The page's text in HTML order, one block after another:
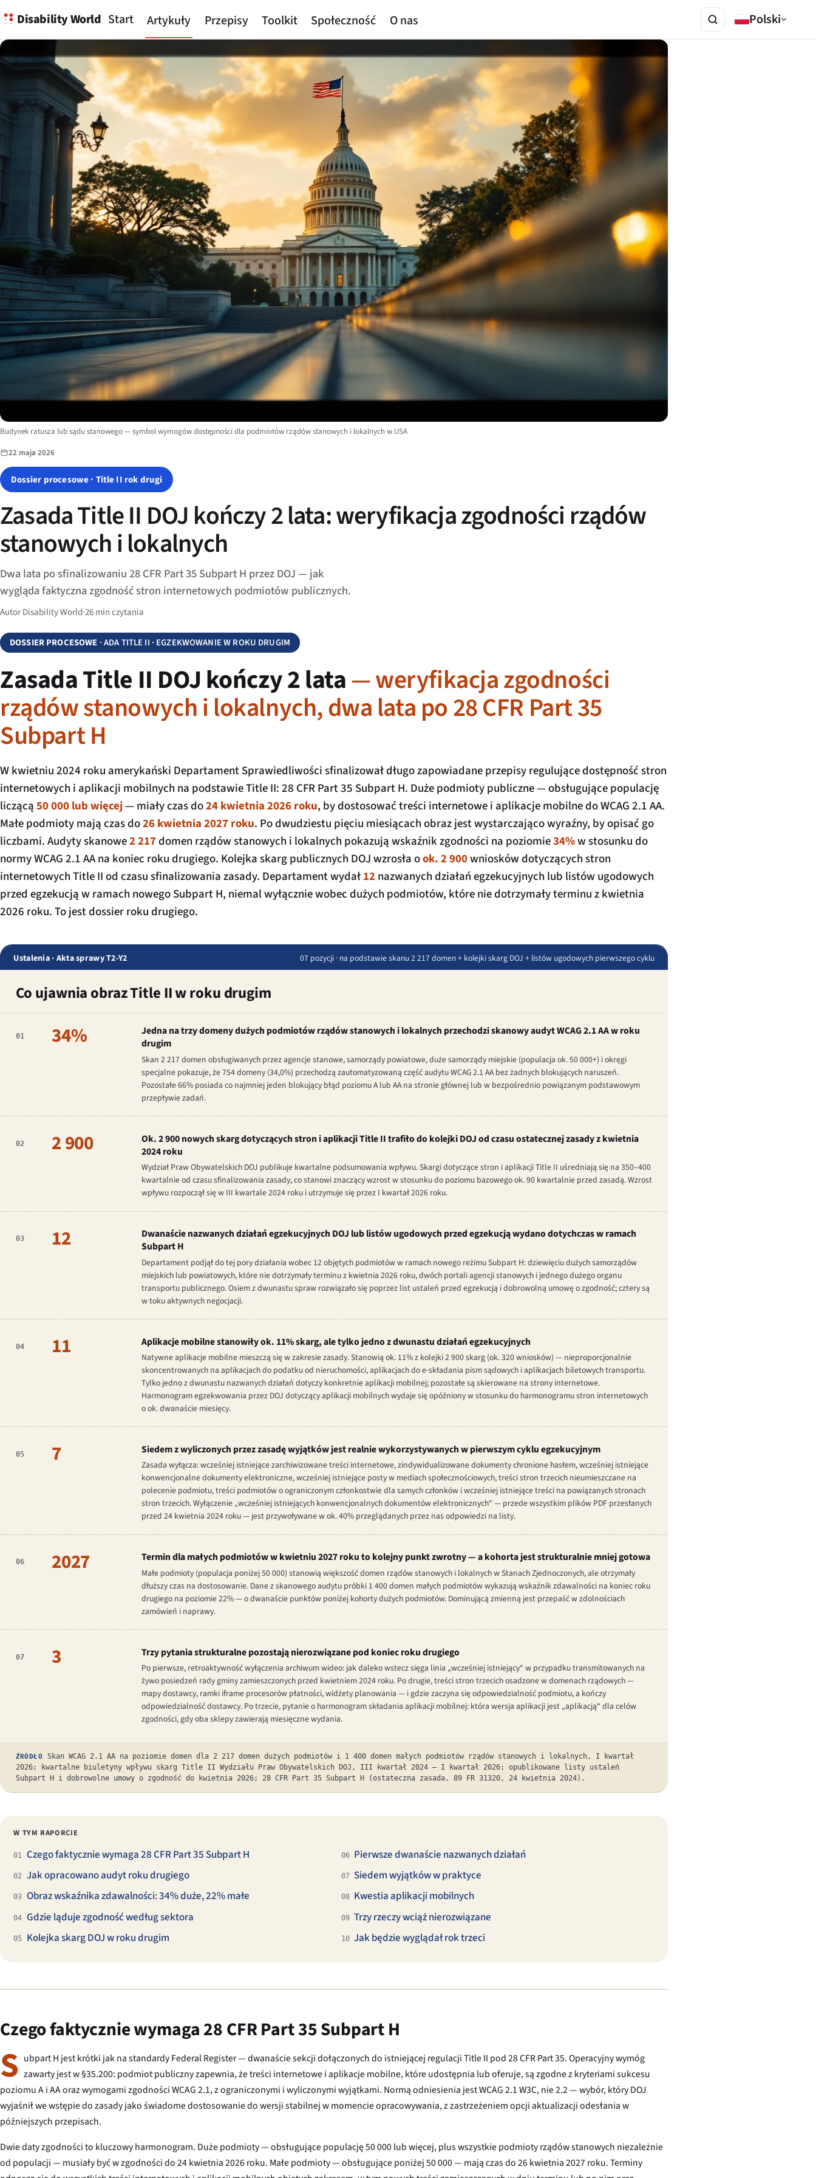
Disability World Start Artykuły Przepisy Toolkit Społeczność O nas Polski
Image description:
Budynek ratusza lub sądu stanowego — symbol wymogów dostępności dla podmiotów rządów stanowych i lokalnych w USA
22 maja 2026
Dossier procesowe · Title II rok drugi
Zasada Title II DOJ kończy 2 lata: weryfikacja zgodności rządów
stanowych i lokalnych
Dwa lata po sfinalizowaniu 28 CFR Part 35 Subpart H przez DOJ — jak
wygląda faktyczna zgodność stron internetowych podmiotów publicznych.
Autor Disability World·26 min czytania
DOSSIER PROCESOWE · ADA TITLE II · EGZEKWOWANIE W ROKU DRUGIM
Zasada Title II DOJ kończy 2 lata— weryfikacja zgodności
rządów stanowych i lokalnych, dwa lata po 28 CFR Part 35
Subpart H
W kwietniu 2024 roku amerykański Departament Sprawiedliwości sfinalizował długo zapowiadane przepisy regulujące dostępność stron
internetowych i aplikacji mobilnych na podstawie Title II: 28 CFR Part 35 Subpart H. Duże podmioty publiczne — obsługujące populację
liczącą50 000 lub więcej— miały czas do24 kwietnia 2026 roku, by dostosować treści internetowe i aplikacje mobilne do WCAG 2.1 AA.
Małe podmioty mają czas do26 kwietnia 2027 roku. Po dwudziestu pięciu miesiącach obraz jest wystarczająco wyraźny, by opisać go
liczbami. Audyty skanowe2 217domen rządów stanowych i lokalnych pokazują wskaźnik zgodności na poziomie34%w stosunku do
normy WCAG 2.1 AA na koniec roku drugiego. Kolejka skarg publicznych DOJ wzrosła ook. 2 900wniosków dotyczących stron
internetowych Title II od czasu sfinalizowania zasady. Departament wydał12nazwanych działań egzekucyjnych lub listów ugodowych
przed egzekucją w ramach nowego Subpart H, niemal wyłącznie wobec dużych podmiotów, które nie dotrzymały terminu z kwietnia
2026 roku. To jest dossier roku drugiego.
Ustalenia · Akta sprawy T2-Y2 07 pozycji · na podstawie skanu 2 217 domen + kolejki skarg DOJ + listów ugodowych pierwszego cyklu
Co ujawnia obraz Title II w roku drugim
01 34%
Jedna na trzy domeny dużych podmiotów rządów stanowych i lokalnych przechodzi skanowy audyt WCAG 2.1 AA w roku
drugim
Skan 2 217 domen obsługiwanych przez agencje stanowe, samorządy powiatowe, duże samorządy miejskie (populacja ok. 50 000+) i okręgi
specjalne pokazuje, że 754 domeny (34,0%) przechodzą zautomatyzowaną część audytu WCAG 2.1 AA bez żadnych blokujących naruszeń.
Pozostałe 66% posiada co najmniej jeden blokujący błąd poziomu A lub AA na stronie głównej lub w bezpośrednio powiązanym podstawowym
przepływie zadań.
02 2 900
Ok. 2 900 nowych skarg dotyczących stron i aplikacji Title II trafiło do kolejki DOJ od czasu ostatecznej zasady z kwietnia
2024 roku
Wydział Praw Obywatelskich DOJ publikuje kwartalne podsumowania wpływu. Skargi dotyczące stron i aplikacji Title II uśredniają się na 350–400
kwartalnie od czasu sfinalizowania zasady, co stanowi znaczący wzrost w stosunku do poziomu bazowego ok. 90 kwartalnie przed zasadą. Wzrost
wpływu rozpoczął się w III kwartale 2024 roku i utrzymuje się przez I kwartał 2026 roku.
03 12
Dwanaście nazwanych działań egzekucyjnych DOJ lub listów ugodowych przed egzekucją wydano dotychczas w ramach
Subpart H
Departament podjął do tej pory działania wobec 12 objętych podmiotów w ramach nowego reżimu Subpart H: dziewięciu dużych samorządów
miejskich lub powiatowych, które nie dotrzymały terminu z kwietnia 2026 roku, dwóch portali agencji stanowych i jednego dużego organu
transportu publicznego. Osiem z dwunastu spraw rozwiązało się poprzez list ustaleń przed egzekucją i dobrowolną umowę o zgodność; cztery są
w toku aktywnych negocjacji.
04 11 Aplikacje mobilne stanowiły ok. 11% skarg, ale tylko jedno z dwunastu działań egzekucyjnych
Natywne aplikacje mobilne mieszczą się w zakresie zasady. Stanowią ok. 11% z kolejki 2 900 skarg (ok. 320 wniosków) — nieproporcjonalnie
skoncentrowanych na aplikacjach do podatku od nieruchomości, aplikacjach do e-składania pism sądowych i aplikacjach biletowych transportu.
Tylko jedno z dwunastu nazwanych działań dotyczy konkretnie aplikacji mobilnej; pozostałe są skierowane na strony internetowe.
Harmonogram egzekwowania przez DOJ dotyczący aplikacji mobilnych wydaje się opóźniony w stosunku do harmonogramu stron internetowych
o ok. dwanaście miesięcy.
05 7 Siedem z wyliczonych przez zasadę wyjątków jest realnie wykorzystywanych w pierwszym cyklu egzekucyjnym
Zasada wyłącza: wcześniej istniejące zarchiwizowane treści internetowe, zindywidualizowane dokumenty chronione hasłem, wcześniej istniejące
konwencjonalne dokumenty elektroniczne, wcześniej istniejące posty w mediach społecznościowych, treści stron trzecich nieumieszczane na
polecenie podmiotu, treści podmiotów o ograniczonym członkostwie dla samych członków i wcześniej istniejące treści na powiązanych stronach
stron trzecich. Wyłączenie „wcześniej istniejących konwencjonalnych dokumentów elektronicznych“ — przede wszystkim plików PDF przesłanych
przed 24 kwietnia 2024 roku — jest przywoływane w ok. 40% przeglądanych przez nas odpowiedzi na listy.
06 2027 Termin dla małych podmiotów w kwietniu 2027 roku to kolejny punkt zwrotny — a kohorta jest strukturalnie mniej gotowa
Małe podmioty (populacja poniżej 50 000) stanowią większość domen rządów stanowych i lokalnych w Stanach Zjednoczonych, ale otrzymały
dłuższy czas na dostosowanie. Dane z skanowego audytu próbki 1 400 domen małych podmiotów wykazują wskaźnik zdawalności na koniec roku
drugiego na poziomie 22% — o dwanaście punktów poniżej kohorty dużych podmiotów. Dominującą zmienną jest przepaść w zdolnościach
zamówień i naprawy.
07 3 Trzy pytania strukturalne pozostają nierozwiązane pod koniec roku drugiego
Po pierwsze, retroaktywność wyłączenia archiwum wideo: jak daleko wstecz sięga linia „wcześniej istniejący“ w przypadku transmitowanych na
żywo posiedzeń rady gminy zamieszczonych przed kwietniem 2024 roku. Po drugie, treści stron trzecich osadzone w domenach rządowych —
mapy dostawcy, ramki iframe procesorów płatności, widżety planowania — i gdzie zaczyna się odpowiedzialność podmiotu, a kończy
odpowiedzialność dostawcy. Po trzecie, pytanie o harmonogram składania aplikacji mobilnej: która wersja aplikacji jest „aplikacją“ dla celów
zgodności, gdy oba sklepy zawierają miesięczne wydania.
ŹRÓDŁO
Skan WCAG 2.1 AA na poziomie domen dla 2 217 domen dużych podmiotów i 1 400 domen małych podmiotów rządów stanowych i lokalnych, I kwartał
2026; kwartalne biuletyny wpływu skarg Title II Wydziału Praw Obywatelskich DOJ, III kwartał 2024 – I kwartał 2026; opublikowane listy ustaleń
Subpart H i dobrowolne umowy o zgodność do kwietnia 2026; 28 CFR Part 35 Subpart H (ostateczna zasada, 89 FR 31320, 24 kwietnia 2024).
W TYM RAPORCIE
01 Czego faktycznie wymaga 28 CFR Part 35 Subpart H
02 Jak opracowano audyt roku drugiego
03 Obraz wskaźnika zdawalności: 34% duże, 22% małe
04 Gdzie ląduje zgodność według sektora
05 Kolejka skarg DOJ w roku drugim
06 Pierwsze dwanaście nazwanych działań
07 Siedem wyjątków w praktyce
08 Kwestia aplikacji mobilnych
09 Trzy rzeczy wciąż nierozwiązane
10 Jak będzie wyglądał rok trzeci
Czego faktycznie wymaga 28 CFR Part 35 Subpart H
S ubpart H jest krótki jak na standardy Federal Register — dwanaście sekcji dołączonych do istniejącej regulacji Title II pod 28 CFR Part 35. Operacyjny wymóg
zawarty jest w §35.200: podmiot publiczny zapewnia, że treści internetowe i aplikacje mobilne, które udostępnia lub oferuje, są zgodne z kryteriami sukcesu
poziomu A i AA oraz wymogami zgodności WCAG 2.1, z ograniczonymi i wyliczonymi wyjątkami. Normą odniesienia jest WCAG 2.1 W3C, nie 2.2 — wybór, który DOJ
wyjaśnił we wstępie do zasady jako świadome dostosowanie do wersji stabilnej w momencie opracowywania, z zastrzeżeniem opcji aktualizacji odesłania w
późniejszych przepisach.
Dwie daty zgodności to kluczowy harmonogram. Duże podmioty — obsługujące populację 50 000 lub więcej, plus wszystkie podmioty rządów stanowych niezależnie
od populacji — musiały być w zgodności do 24 kwietnia 2026 roku. Małe podmioty — obsługujące poniżej 50 000 — mają czas do 26 kwietnia 2027 roku. Terminy